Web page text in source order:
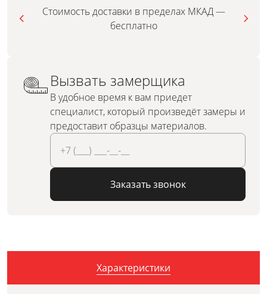
Стоимость доставки в пределах МКАД —
бесплатно
Вызвать замерщика
В удобное время к вам приедет
специалист, который произведёт замеры и
предоставит образцы материалов.
Заказать звонок
Характеристики